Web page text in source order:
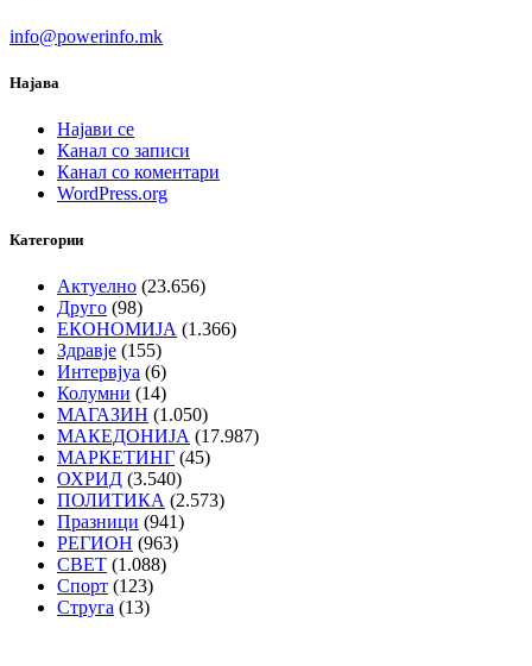
info@powerinfo.mk
Најава
Најави се
Канал со записи
Канал со коментари
WordPress.org
Категории
Актуелно (23.656)
Друго (98)
ЕКОНОМИЈА (1.366)
Здравје (155)
Интервјуа (6)
Колумни (14)
МАГАЗИН (1.050)
МАКЕДОНИЈА (17.987)
МАРКЕТИНГ (45)
ОХРИД (3.540)
ПОЛИТИКА (2.573)
Празници (941)
РЕГИОН (963)
СВЕТ (1.088)
Спорт (123)
Струга (13)